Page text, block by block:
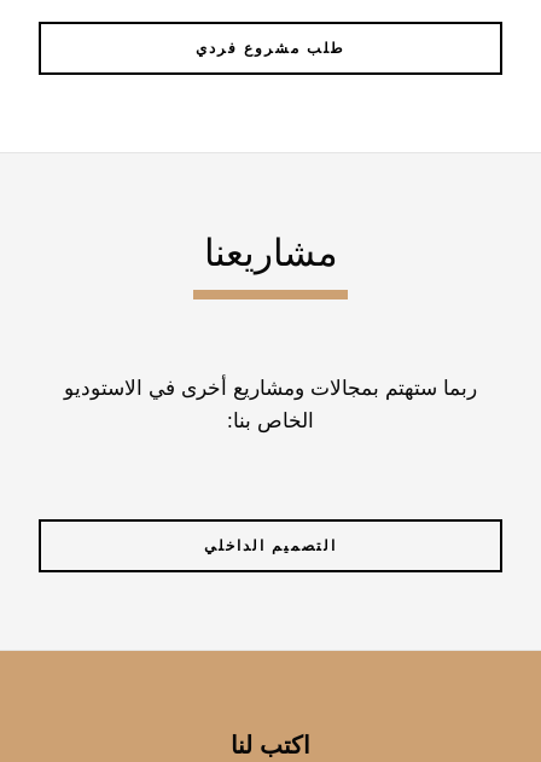
طلب مشروع فردي
مشاريعنا
ربما ستهتم بمجالات ومشاريع أخرى في الاستوديو
الخاص بنا:
التصميم الداخلي
اكتب لنا